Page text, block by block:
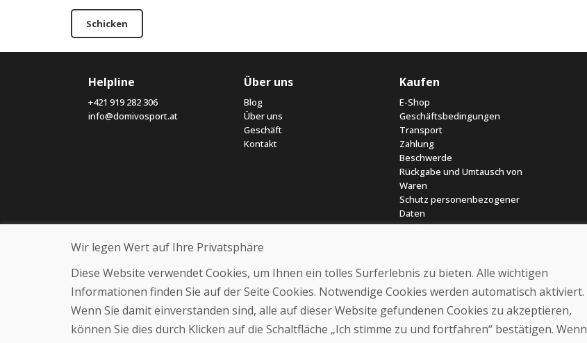
Schicken
Helpline
+421 919 282 306
info@domivosport.at
Über uns
Blog
Über uns
Geschäft
Kontakt
Kaufen
E-Shop
Geschäftsbedingungen
Transport
Zahlung
Beschwerde
Rückgabe und Umtausch von
Waren
Schutz personenbezogener
Daten
Cookies
Wir legen Wert auf Ihre Privatsphäre
Diese Website verwendet Cookies, um Ihnen ein tolles Surferlebnis zu bieten. Alle wichtigen
Informationen finden Sie auf der Seite Cookies. Notwendige Cookies werden automatisch aktiviert.
Wenn Sie damit einverstanden sind, alle auf dieser Website gefundenen Cookies zu akzeptieren,
können Sie dies durch Klicken auf die Schaltfläche „Ich stimme zu und fortfahren“ bestätigen. Wenn